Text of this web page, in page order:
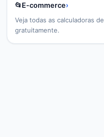
📂E-commerce›
Veja todas as calculadoras de
gratuitamente.